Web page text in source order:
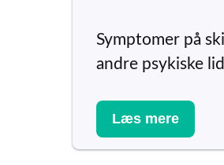
Symptomer på
andre psykiske
Læs mere